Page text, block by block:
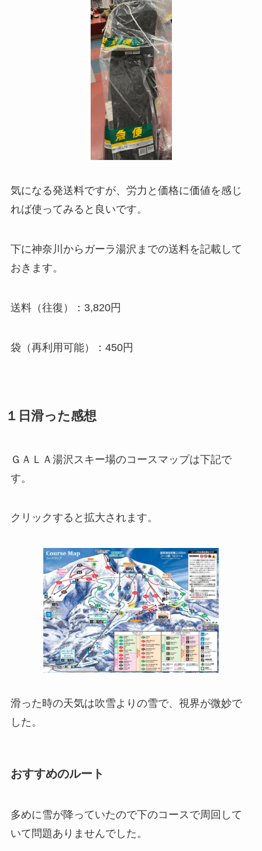
気になる発送料ですが、労力と価格に価値を感じ
れば使ってみると良いです。
下に神奈川からガーラ湯沢までの送料を記載して
おきます。
送料（往復）：3,820円
袋（再利用可能）：450円
１日滑った感想
ＧＡＬＡ湯沢スキー場のコースマップは下記で
す。
クリックすると拡大されます。
滑った時の天気は吹雪よりの雪で、視界が微妙で
した。
おすすめのルート
多めに雪が降っていたので下のコースで周回して
いて問題ありませんでした。